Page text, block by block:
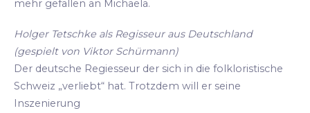
mehr gefallen an Michaela.
Holger Tetschke als Regisseur aus Deutschland
(gespielt von Viktor Schürmann)
Der deutsche Regiesseur der sich in die folkloristische
Schweiz „verliebt“ hat. Trotzdem will er seine
Inszenierung